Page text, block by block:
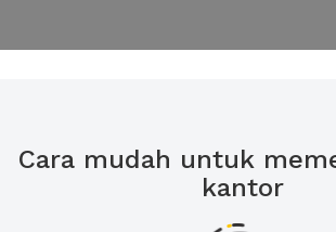
Cara mudah untuk
kantor